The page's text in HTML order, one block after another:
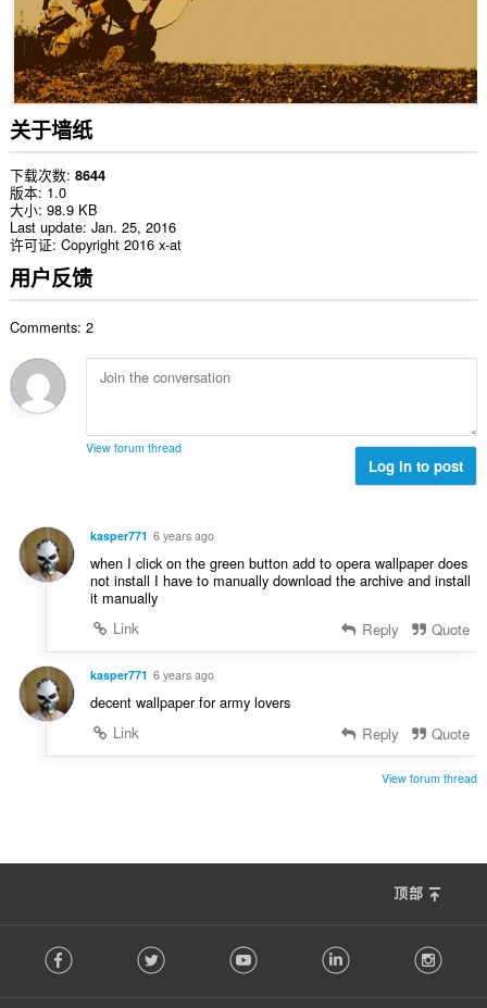
关于墙纸
下载次数 8644
版本 1.0
大小 98.9 KB
Last update Jan. 25, 2016
许可证 Copyright 2016 x-at
用户反馈
Comments: 2
View forum thread
Log in to post
kasper771 6 years ago
when I click on the green button add to opera wallpaper does
not install I have to manually download the archive and install
it manually
Link
Reply Quote
kasper771 6 years ago
decent wallpaper for army lovers
Link
Reply Quote
View forum thread
顶部
o Facebook Twitter Youtube LinkedIn